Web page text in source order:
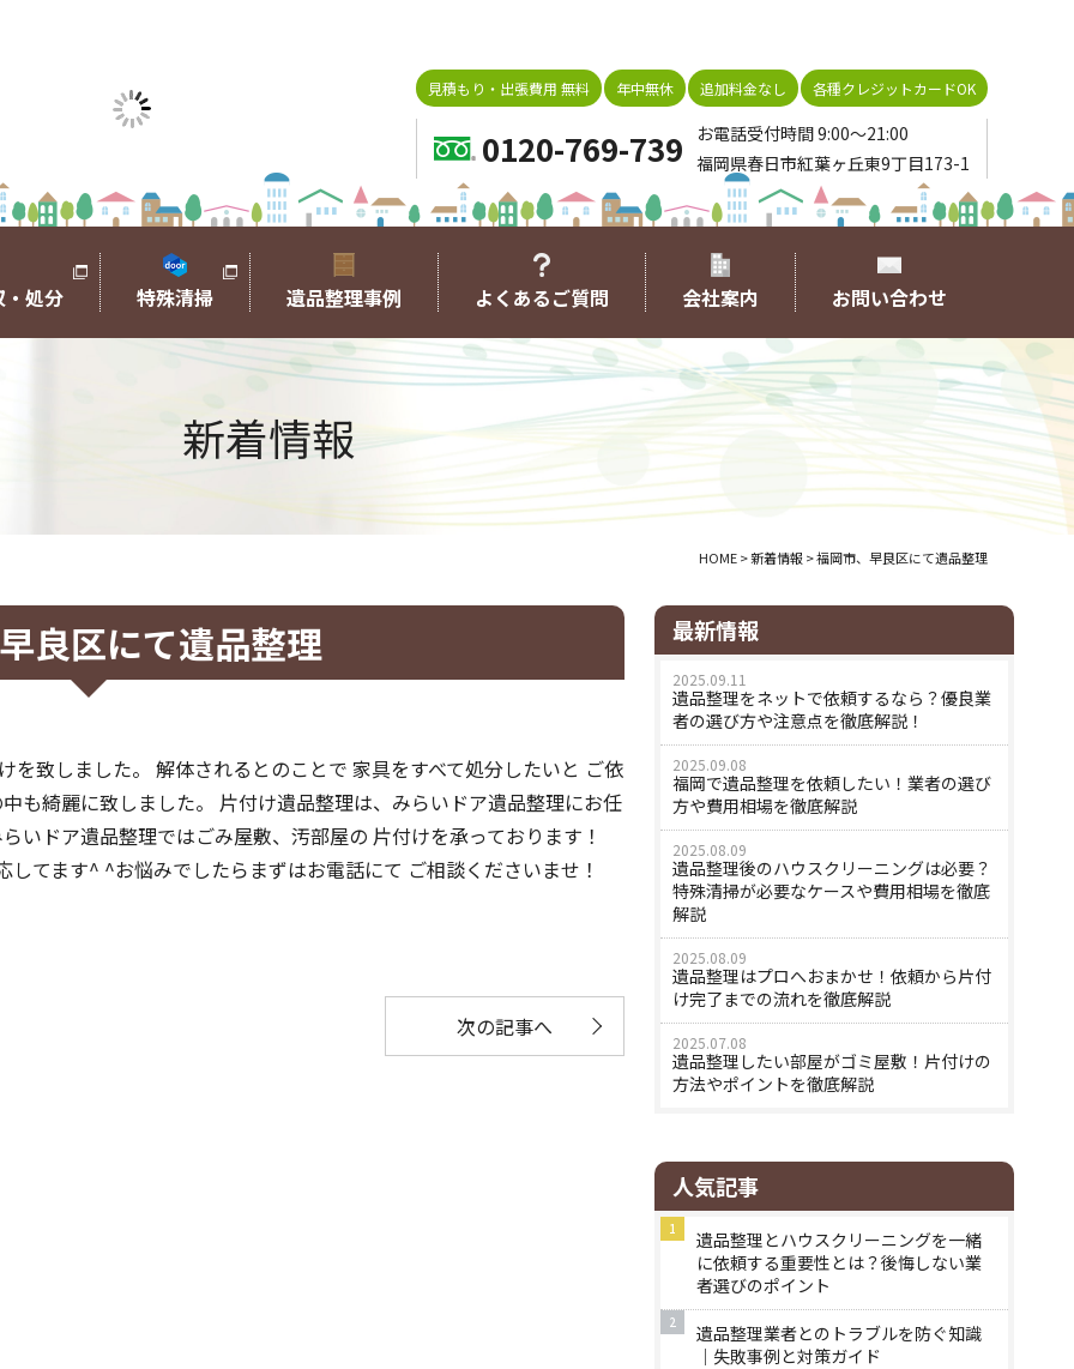
見積もり・出張費用 無料 年中無休 追加料金なし 各種クレジットカードOK
0120-769-739
お電話受付時間 9:00～21:00
福岡県春日市紅葉ヶ丘東9丁目173-1
処分 特殊清掃 遺品整理事例 よくあるご質問 会社案内 お問い合わせ
新着情報
HOME>新着情報>福岡市、早良区にて遺品整理
良区にて遺品整理
致しました。 解体されるとのことで 家具をすべて処分したいと ご依
も綺麗に致しました。 片付け遺品整理は、みらいドア遺品整理にお任
いドア遺品整理ではごみ屋敷、汚部屋の 片付けを承っております！
てます^ ^お悩みでしたらまずはお電話にて ご相談くださいませ！
次の記事へ
最新情報
2025.09.11
遺品整理をネットで依頼するなら？優良業
者の選び方や注意点を徹底解説！
2025.09.08
福岡で遺品整理を依頼したい！業者の選び
方や費用相場を徹底解説
2025.08.09
遺品整理後のハウスクリーニングは必要？
特殊清掃が必要なケースや費用相場を徹底
解説
2025.08.09
遺品整理はプロへおまかせ！依頼から片付
け完了までの流れを徹底解説
2025.07.08
遺品整理したい部屋がゴミ屋敷！片付けの
方法やポイントを徹底解説
人気記事
遺品整理とハウスクリーニングを一緒
に依頼する重要性とは？後悔しない業
者選びのポイント
遺品整理業者とのトラブルを防ぐ知識
｜失敗事例と対策ガイド